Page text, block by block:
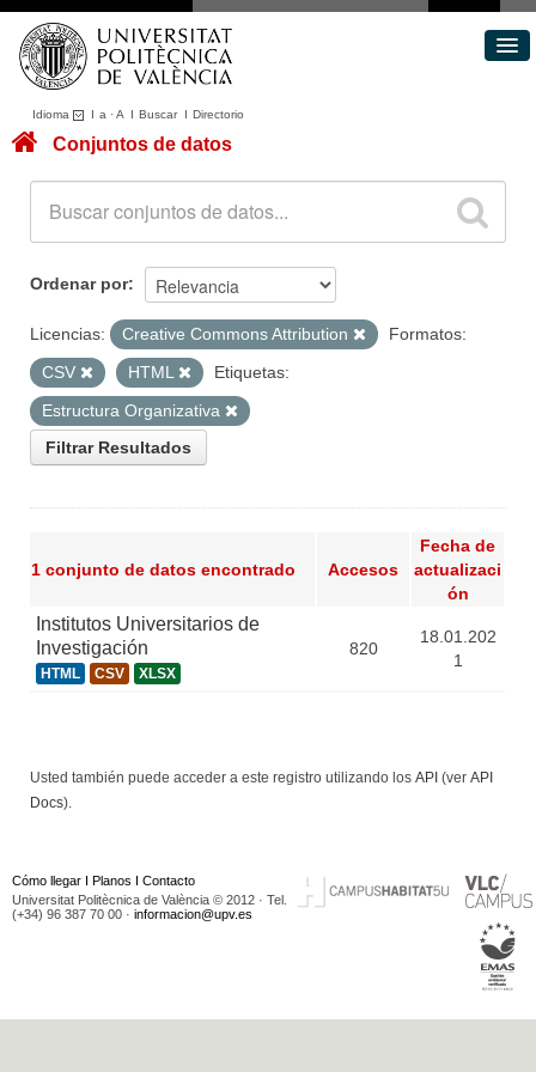
Idioma I a ·A I BuscarI Directorio
Conjuntos de datos
Acerca de
Portal de Transparencia
Conjuntos de datos
Ordenar por
Licencias: Creative Commons Attribution
Formatos:
CSV
HTML
Etiquetas:
Estructura Organizativa
Filtrar Resultados
1 conjunto de datos encontrado Accesos
Fecha de
actualizaci
ón
Institutos Universitarios de
Investigación
HTML CSV XLSX
820
18.01.202
1
Usted también puede acceder a este registro utilizando los API (ver API
Docs).
Cómo llegar I Planos I Contacto
Universitat Politècnica de València © 2012 · Tel.
(+34) 96 387 70 00 · informacion@upv.es